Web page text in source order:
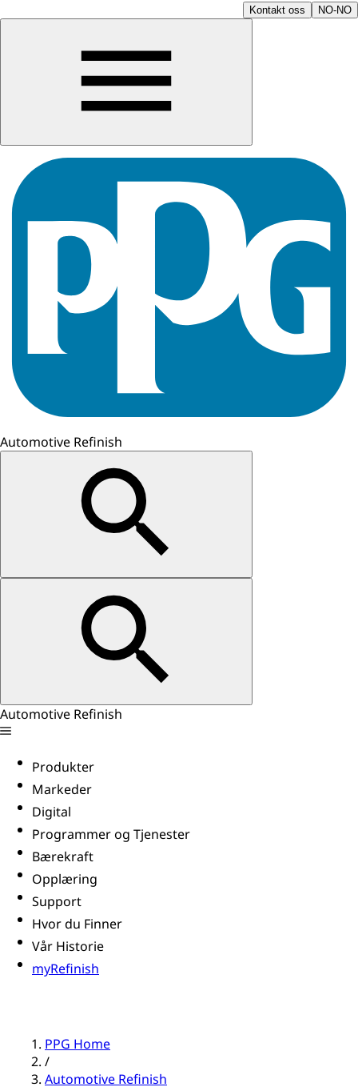
Kontakt oss NO-NO
Automotive Refinish
Automotive Refinish
Produkter
Markeder
Digital
Programmer og Tjenester
Bærekraft
Opplæring
Support
Hvor du Finner
Vår Historie
myRefinish
PPG Home
/
Automotive Refinish